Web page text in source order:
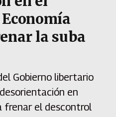
la suba
Gobierno libertario
en
frenar el descontrol